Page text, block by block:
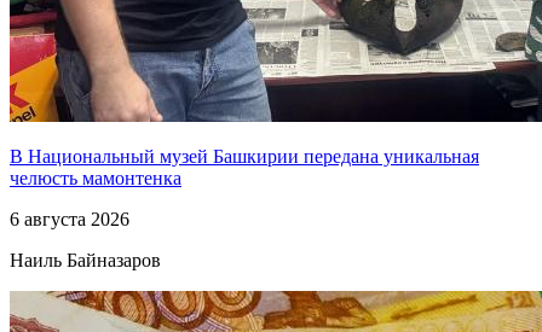
В Национальный музей Башкирии передана уникальная
челюсть мамонтенка
6 августа 2026
Наиль Байназаров